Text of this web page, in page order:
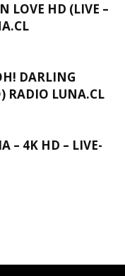
LOVE HD (LIVE –
DARLING
RADIO LUNA.CL
– 4K HD – LIVE-